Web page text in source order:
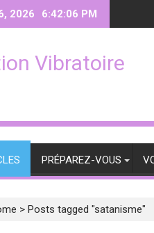
2026 6:42:07 PM
Vibratoire
PRÉPAREZ-VOUS
> Posts tagged "satanisme"